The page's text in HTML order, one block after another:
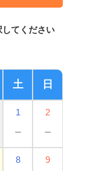
てください
土 日
1
－
2
－
8 9